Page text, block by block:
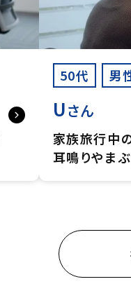
50代 男
Uさん
家族旅行中
耳鳴りやま